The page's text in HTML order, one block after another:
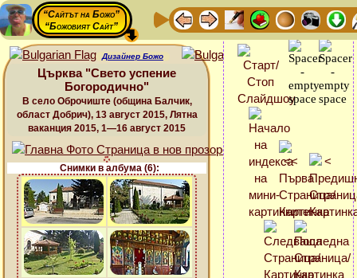
“Сайтът на Божо”
“Божовият Сайт”
Дизайнер Божо
Църква "Свето успение
Богородично"
В село Оброчиште (община Балчик,
област Добрич), 13 август 2015, Лятна
ваканция 2015, 1—16 август 2015
Снимки в албума (6):